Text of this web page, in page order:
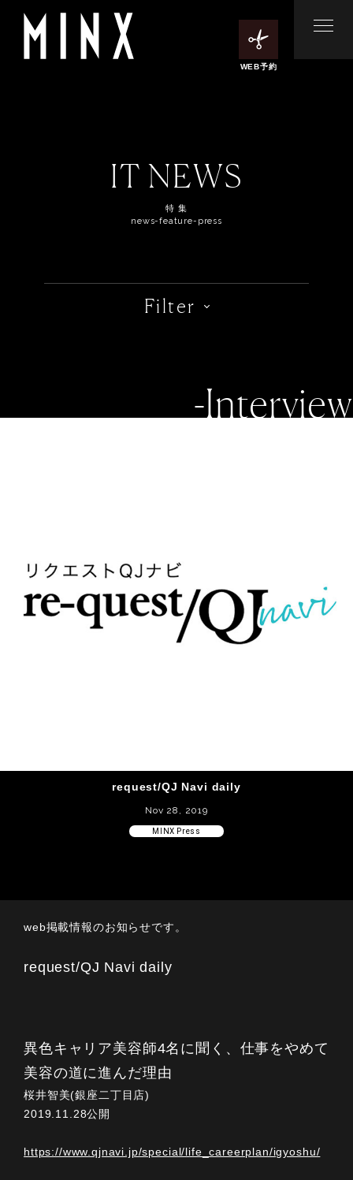
WEB予約
IT NEWS
特 集
news-feature-press
Filter
-Interview
request/QJ Navi daily
Nov 28, 2019
MINX Press
web掲載情報のお知らせです。
request/QJ Navi daily
異色キャリア美容師4名に聞く、仕事をやめて
美容の道に進んだ理由
桜井智美(銀座二丁目店)
2019.11.28公開
https://www.qjnavi.jp/special/life_careerplan/igyoshu/